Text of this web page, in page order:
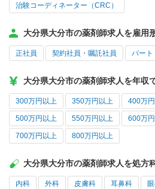
治験コーディネーター（CRC）
大分県大分市の薬剤師求人を雇用
正社員 契約社員・嘱託社員 パート
大分県大分市の薬剤師求人を年収
300万円以上 350万円以上 400万
500万円以上 550万円以上 600万
700万円以上 800万円以上
大分県大分市の薬剤師求人を処方
内科 外科 皮膚科 耳鼻科